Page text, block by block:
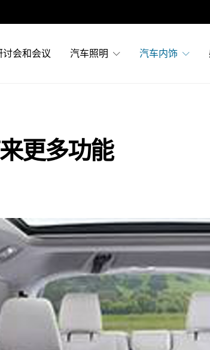
讨会和会议 汽车照明 汽车内饰
更多功能